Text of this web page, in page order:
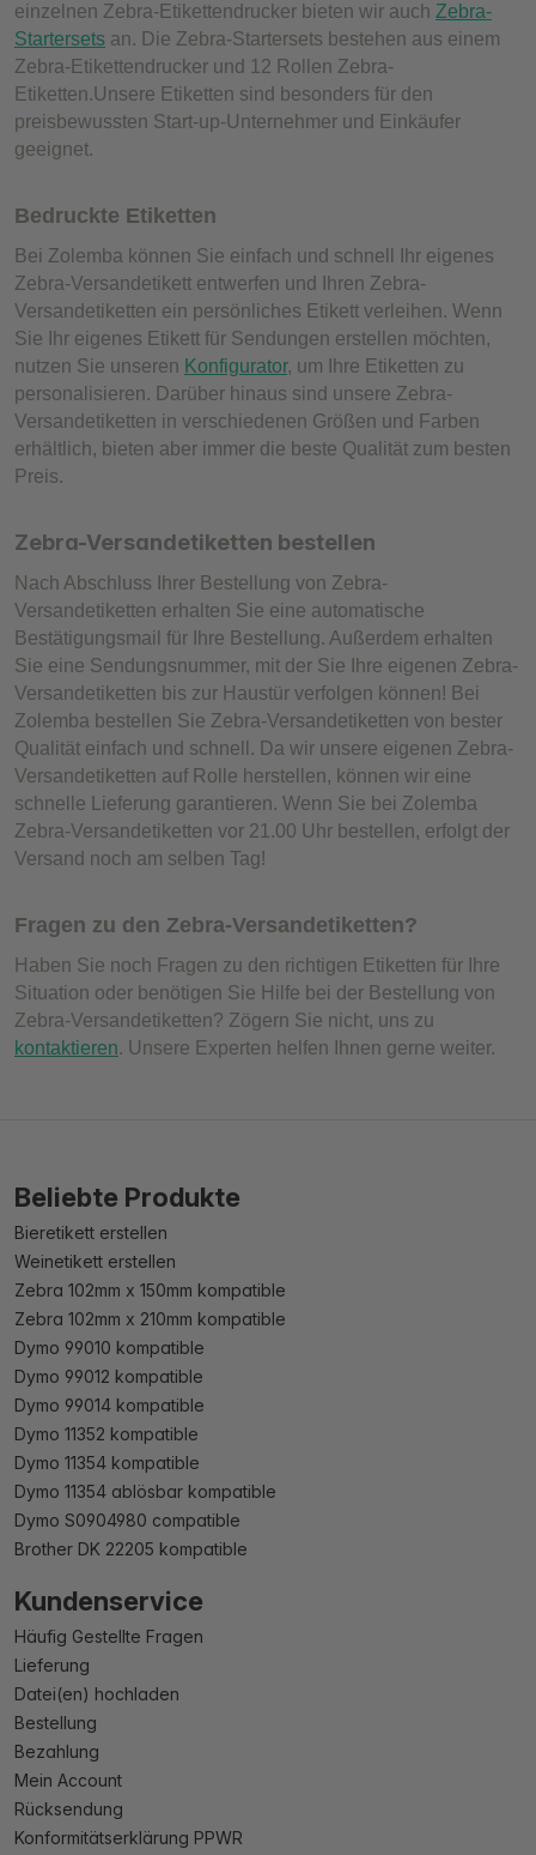
einzelnen Zebra-Etikettendrucker bieten wir auch Zebra-
Startersets an. Die Zebra-Startersets bestehen aus einem
Zebra-Etikettendrucker und 12 Rollen Zebra-
Etiketten.Unsere Etiketten sind besonders für den
preisbewussten Start-up-Unternehmer und Einkäufer
geeignet.
Bedruckte Etiketten
Bei Zolemba können Sie einfach und schnell Ihr eigenes
Zebra-Versandetikett entwerfen und Ihren Zebra-
Versandetiketten ein persönliches Etikett verleihen. Wenn
Sie Ihr eigenes Etikett für Sendungen erstellen möchten,
nutzen Sie unseren Konfigurator, um Ihre Etiketten zu
personalisieren. Darüber hinaus sind unsere Zebra-
Versandetiketten in verschiedenen Größen und Farben
erhältlich, bieten aber immer die beste Qualität zum besten
Preis.
Zebra-Versandetiketten bestellen
Nach Abschluss Ihrer Bestellung von Zebra-
Versandetiketten erhalten Sie eine automatische
Bestätigungsmail für Ihre Bestellung. Außerdem erhalten
Sie eine Sendungsnummer, mit der Sie Ihre eigenen Zebra-
Versandetiketten bis zur Haustür verfolgen können! Bei
Zolemba bestellen Sie Zebra-Versandetiketten von bester
Qualität einfach und schnell. Da wir unsere eigenen Zebra-
Versandetiketten auf Rolle herstellen, können wir eine
schnelle Lieferung garantieren. Wenn Sie bei Zolemba
Zebra-Versandetiketten vor 21.00 Uhr bestellen, erfolgt der
Versand noch am selben Tag!
Fragen zu den Zebra-Versandetiketten?
Haben Sie noch Fragen zu den richtigen Etiketten für Ihre
Situation oder benötigen Sie Hilfe bei der Bestellung von
Zebra-Versandetiketten? Zögern Sie nicht, uns zu
kontaktieren. Unsere Experten helfen Ihnen gerne weiter.
Beliebte Produkte
Bieretikett erstellen
Weinetikett erstellen
Zebra 102mm x 150mm kompatible
Zebra 102mm x 210mm kompatible
Dymo 99010 kompatible
Dymo 99012 kompatible
Dymo 99014 kompatible
Dymo 11352 kompatible
Dymo 11354 kompatible
Dymo 11354 ablösbar kompatible
Dymo S0904980 compatible
Brother DK 22205 kompatible
Kundenservice
Häufig Gestellte Fragen
Lieferung
Datei(en) hochladen
Bestellung
Bezahlung
Mein Account
Rücksendung
Konformitätserklärung PPWR